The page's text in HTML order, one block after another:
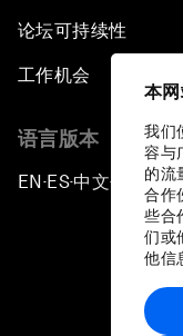
本
我们
容与
的流
合作
些合
们或
他信
论坛可持续性
工作机会
语言版本
EN ▪ES▪中文▪ 日本語